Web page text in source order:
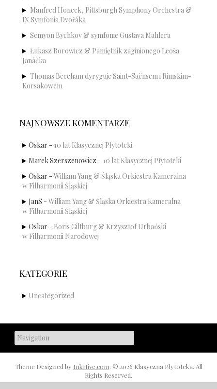
Manfred Honeck, Pittsburgh Symphony Orchestra &
IX Symfonia Dvořáka
Semyon Bychkov & symfonie Gustava Mahlera
Łukasz Borowicz & Pamiętnik zaginionego Leoša
Janáčka
Thomas Beecham dyryguje Saint-Saënsem i Rimskim-
Korsakowem
NAJNOWSZE KOMENTARZE
Oskar - 10 lat Klasycznej Płytoteki
Marek Szerszenowicz - 10 lat Klasycznej Płytoteki
Oskar - William Yang & Śląska Orkiestra Kameralna
w Filharmonii Śląskiej
JanS - William Yang & Śląska Orkiestra Kameralna
w Filharmonii Śląskiej
Oskar - Boris Giltburg & Krzysztof Urbański
w Filharmonii Narodowej
KATEGORIE
Uncategorized
Theme Designed by InkHive.com. © 2026 Klasyczna Płytoteka. All
Rights Reserved.